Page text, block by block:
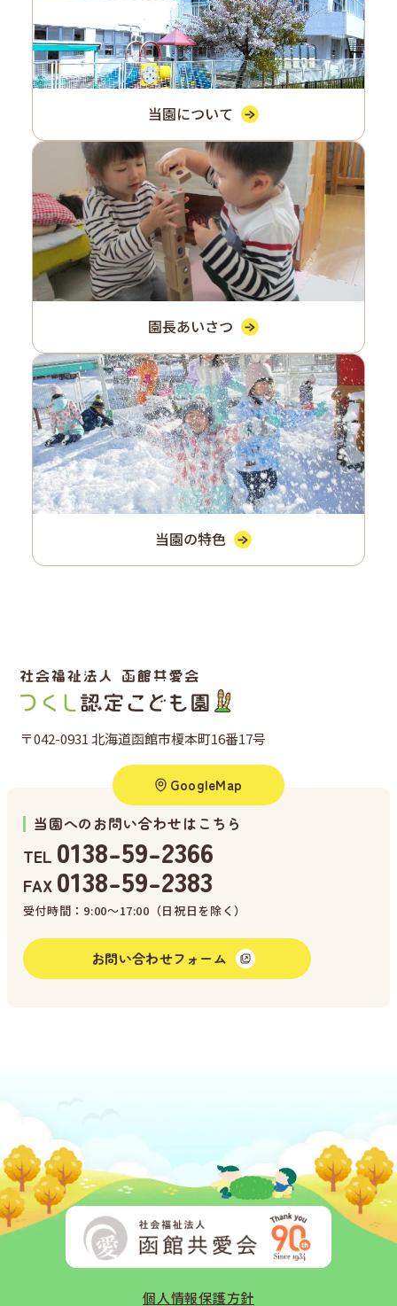
当園について
園長あいさつ
当園の特色
〒042-0931 北海道函館市榎本町16番17号
GoogleMap
当園へのお問い合わせはこちら
TEL 0138-59-2366
FAX 0138-59-2383
受付時間：9:00〜17:00（日祝日を除く）
お問い合わせフォーム
個人情報保護方針